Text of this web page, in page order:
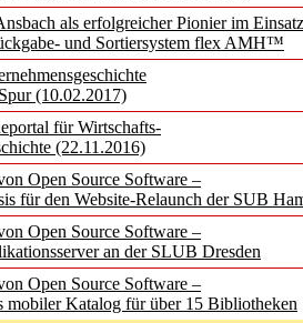
als erfolgreicher Pionier im
und Sortiersystem flex AMH™
(10.02.2017)
für Wirtschafts-
(22.11.2016)
Open Source Software –
für den Website-Relaunch der SUB
Open Source Software –
an der SLUB Dresden
Open Source Software –
Katalog für über 15 Bibliotheken
Infrastruktur
bis
in der
unterwegs
Social Media